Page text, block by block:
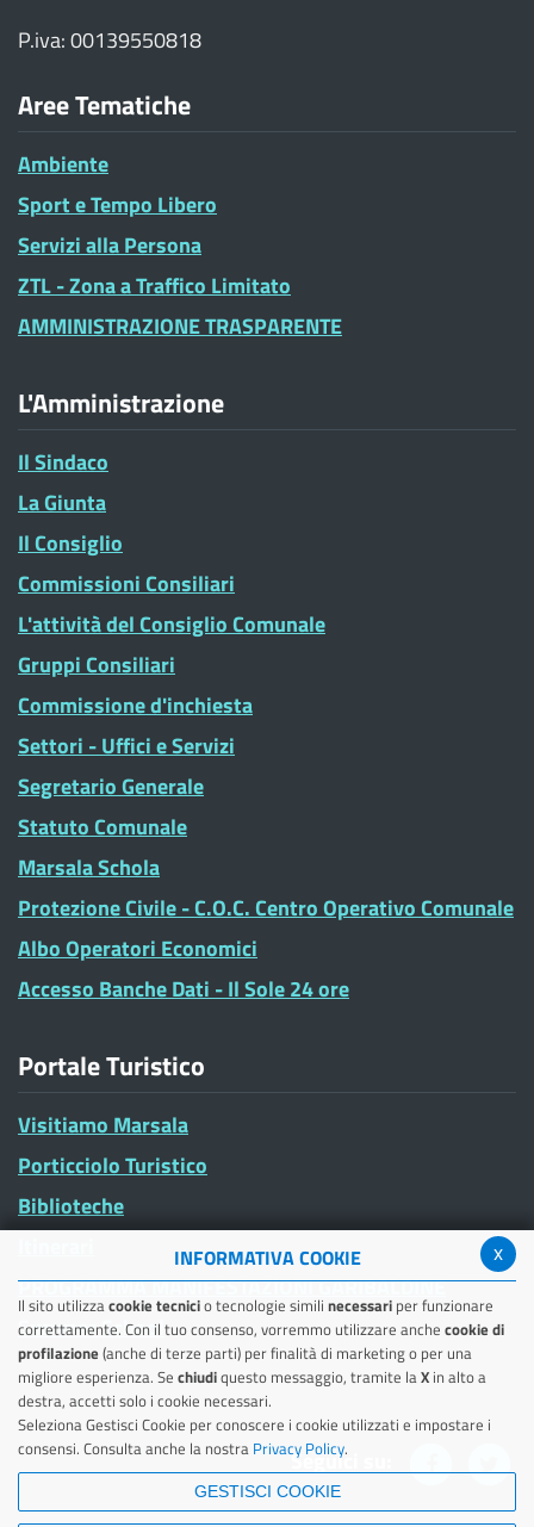
P.iva: 00139550818
Aree Tematiche
Ambiente
Sport e Tempo Libero
Servizi alla Persona
ZTL - Zona a Traffico Limitato
AMMINISTRAZIONE TRASPARENTE
L'Amministrazione
Il Sindaco
La Giunta
Il Consiglio
Commissioni Consiliari
L'attività del Consiglio Comunale
Gruppi Consiliari
Commissione d'inchiesta
Settori - Uffici e Servizi
Segretario Generale
Statuto Comunale
Marsala Schola
Protezione Civile - C.O.C. Centro Operativo Comunale
Albo Operatori Economici
Accesso Banche Dati - Il Sole 24 ore
Portale Turistico
Visitiamo Marsala
Porticciolo Turistico
Biblioteche
PROGRAMMA MANIFESTAZIONI GARIBALDINE
Summer School
Seguici su:
x
INFORMATIVA COOKIE
Il sito utilizzacookie tecnicio tecnologie simili necessari per funzionare
correttamente. Con il tuo consenso, vorremmo utilizzare anche cookie di
profilazione(anche di terze parti) per finalità di marketing o per una
migliore esperienza. Se chiudiquesto messaggio, tramite laX in alto a
destra, accetti solo i cookie necessari.
Seleziona Gestisci Cookie per conoscere i cookie utilizzati e impostare i
consensi. Consulta anche la nostra Privacy Policy.
GESTISCI COOKIE